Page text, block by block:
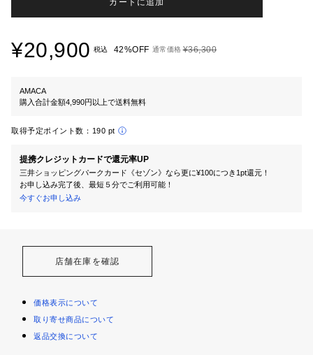
カートに追加
¥20,900 税込 42%OFF 通常価格 ¥36,300
AMACA
購入合計金額4,990円以上で送料無料
取得予定ポイント数： 190 pt
提携クレジットカードで還元率UP
三井ショッピングパークカード《セゾン》なら更に¥100につき1pt還元！
お申し込み完了後、最短５分でご利用可能！
今すぐお申し込み
店舗在庫を確認
価格表示について
取り寄せ商品について
返品交換について